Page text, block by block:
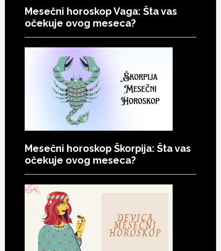
Mesečni horoskop Vaga: Šta vas
očekuje ovog meseca?
Mesečni horoskop Škorpija: Šta vas
očekuje ovog meseca?